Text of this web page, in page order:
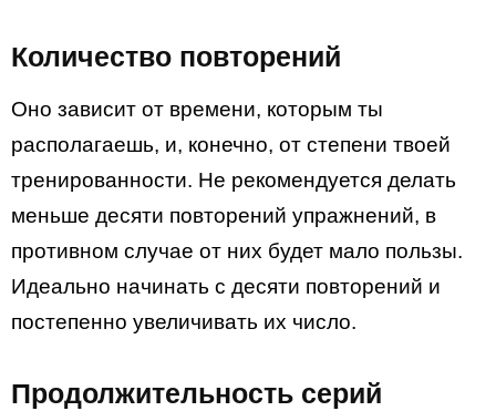
Количество повторений
Оно зависит от времени, которым ты
располагаешь, и, конечно, от степени твоей
тренированности. Не рекомендуется делать
меньше десяти повторений упражнений, в
противном случае от них будет мало пользы.
Идеально начинать с десяти повторений и
постепенно увеличивать их число.
Продолжительность серий